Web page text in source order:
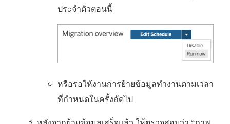
ประจำตัวตอนนี้
หรือรอให้งานการย้ายข้อมูลทำงานตามเวลา
ที่กำหนดในครั้งถัดไป